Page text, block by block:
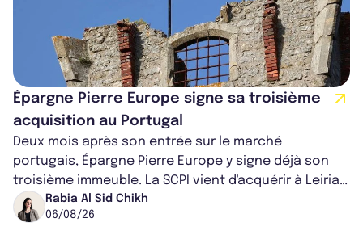
Épargne Pierre Europe signe sa troisième
acquisition au Portugal
Deux mois après son entrée sur le marché
portugais, Épargne Pierre Europe y signe déjà son
troisième immeuble. La SCPI vient d'acquérir à Leiria,
dans le centre du pays, un établis...
Rabia Al Sid Chikh
06/08/26